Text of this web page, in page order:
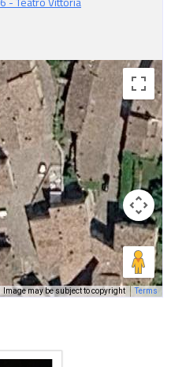
Image may be subject to copyright Terms